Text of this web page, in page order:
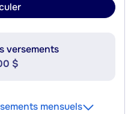
versements
$
mensuels